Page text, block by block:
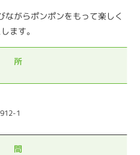
がらポンポンをもって楽しく
ます。
所
1
間